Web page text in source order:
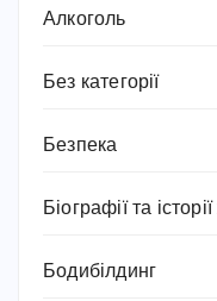
Алкоголь
Без категорії
Безпека
Біографії та
Бодибілдинг